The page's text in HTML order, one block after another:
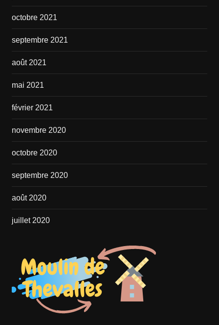
octobre 2021
septembre 2021
août 2021
mai 2021
février 2021
novembre 2020
octobre 2020
septembre 2020
août 2020
juillet 2020